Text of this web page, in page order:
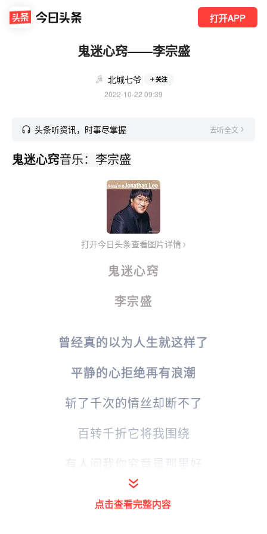
打开APP
鬼迷心窍——李宗盛
北城七爷 关注
2022-10-22 09:39
头条听资讯，时事尽掌握 去听全文
鬼迷心窍音乐： 李宗盛
打开今日头条查看图片详情
鬼迷心窍
李宗盛
曾经真的以为人生就这样了
平静的心拒绝再有浪潮
斩了千次的情丝却断不了
百转千折它将我围绕
有人问我你究竟是那里好
点击查看完整内容